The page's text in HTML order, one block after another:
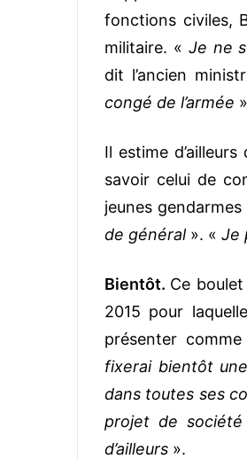
fonctions civiles,
militaire. « Je ne
dit l’ancien
congé de l’armée
Il estime
savoir celui de
jeunes
de général». « Je
Bientôt. Ce
2015 pour
présenter
fixerai bientôt
dans toutes ses
projet de société
d’ailleurs ».